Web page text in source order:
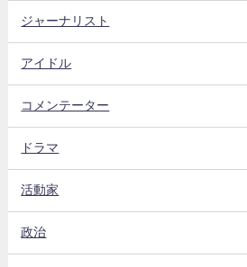
ジャーナリスト
アイドル
コメンテーター
ドラマ
活動家
政治